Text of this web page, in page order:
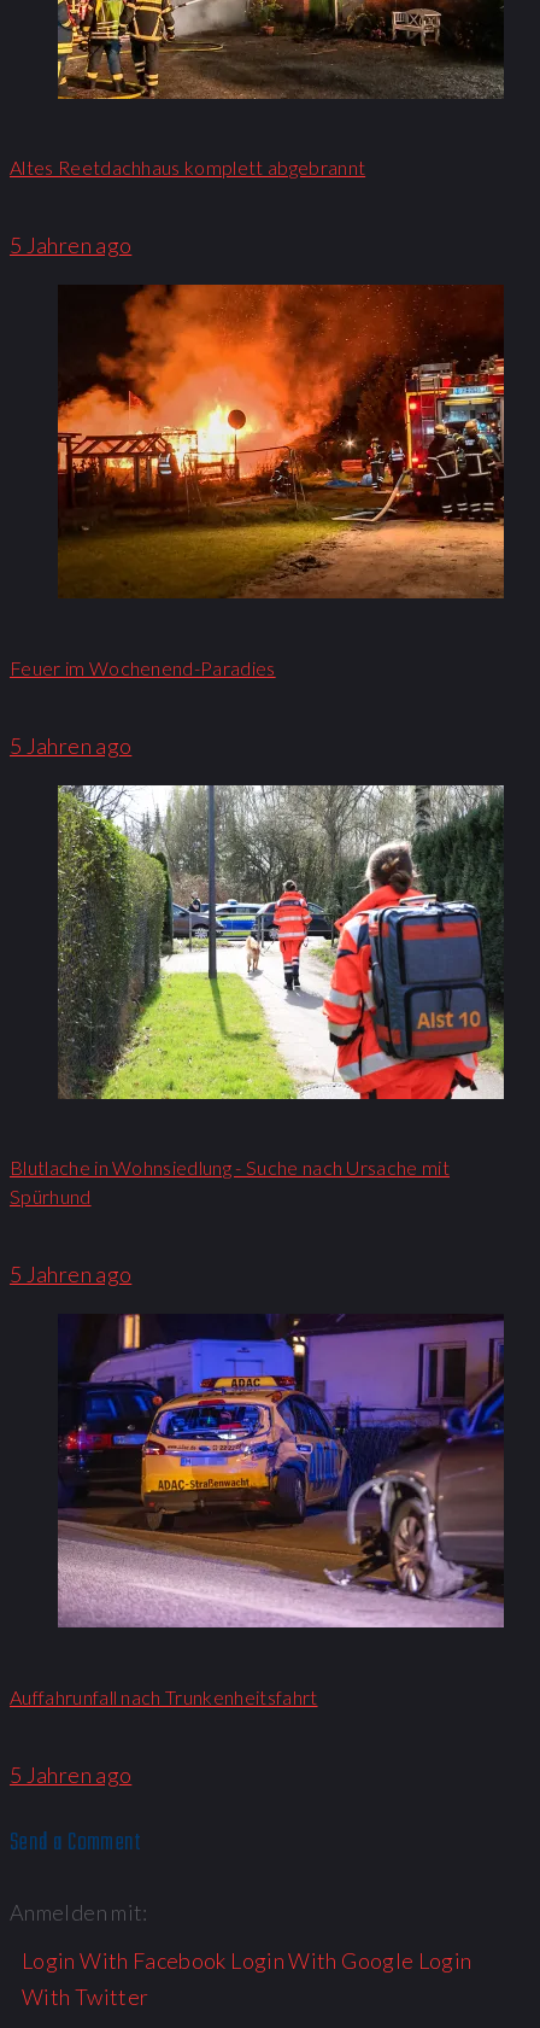
Altes Reetdachhaus komplett abgebrannt
5 Jahren ago
Feuer im Wochenend-Paradies
5 Jahren ago
Blutlache in Wohnsiedlung - Suche nach Ursache mit
Spürhund
5 Jahren ago
Auffahrunfall nach Trunkenheitsfahrt
5 Jahren ago
Send a Comment
Anmelden mit:
Login With Facebook Login With Google Login
With Twitter